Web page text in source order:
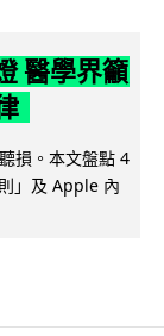
醫學界籲
損。本文盤點 4
」及 Apple 內